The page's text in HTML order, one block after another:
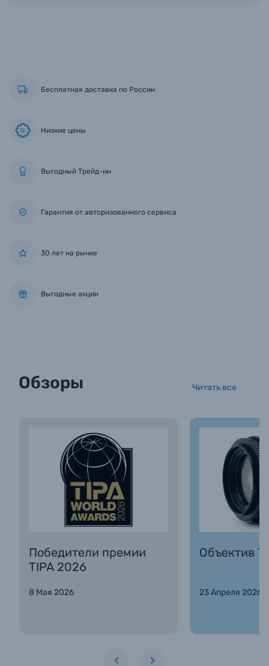
Бесплатная доставка по России
% Низкие цены
Выгодный Трейд-ин
Гарантия от авторизованного сервиса
30 лет на рынке
Выгодные акции
Обзоры Читать все
Победители премии
TIPA 2026
8 Мая 2026
Объектив
23 Апреля 2026